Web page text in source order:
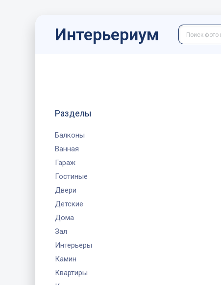
Интерьериум
Разделы
Балконы
Ванная
Гараж
Гостиные
Двери
Детские
Дома
Зал
Интерьеры
Камин
Квартиры